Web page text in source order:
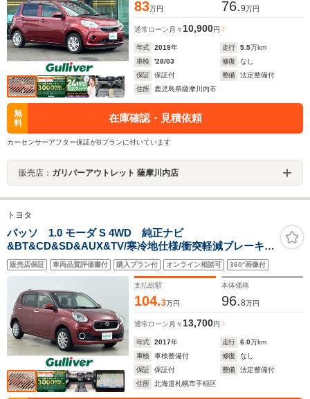
83万円 76.9万円
通常ローン 月々 10,900円
年式 2019年 走行 5.5万km
車検
'28/03 修復
なし
保証
保証付 整備
法定整備付
住所
鹿児島県薩摩川内市
無
料
在庫確認・見積依頼
カーセンサーアフター保証がBプランに付いています
販売店： ガリバーアウトレット 薩摩川内店
トヨタ
パッソ 1.0 モーダ S 4WD 純正ナビ
&BT&CD&SD&AUX&TV/寒冷地仕様/衝突軽減ブレーキ/
横滑り防止装置/アイドリングストップ/ETC/前後ドライブ
レコーダー/純正フロアマット/電動格納ミラー/オートライ
販売店保証 車両品質評価書付 購入プラン付 オンライン相談可 360°画像付
支払総額
104.3万円
本体価格
96.8万円
通常ローン 月々 13,700円
年式 2017年 走行 6.0万km
車検
車検整備付 修復
なし
保証
保証付 整備
法定整備付
住所
北海道札幌市手稲区